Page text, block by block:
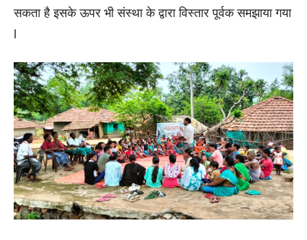
सकता है इसके ऊपर भी संस्था के द्वारा विस्तार पूर्वक समझाया गया
l